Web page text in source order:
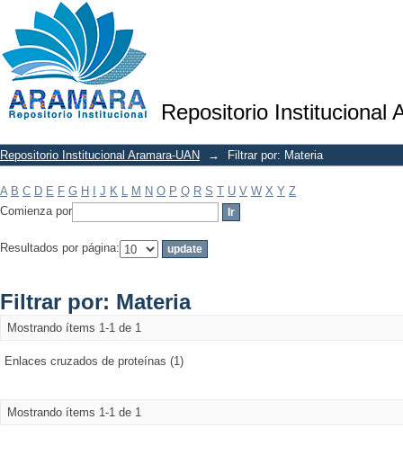
Repositorio Institucional
Filtrar por: Materia
Repositorio Institucional Aramara-UAN → Filtrar por: Materia
A B C D E F G H J K L M N O P Q R S T U V W X Y Z
Comienza por
Resultados por página:
Filtrar por: Materia
Mostrando ítems 1-1 de 1
Enlaces cruzados de proteínas (1)
Mostrando ítems 1-1 de 1